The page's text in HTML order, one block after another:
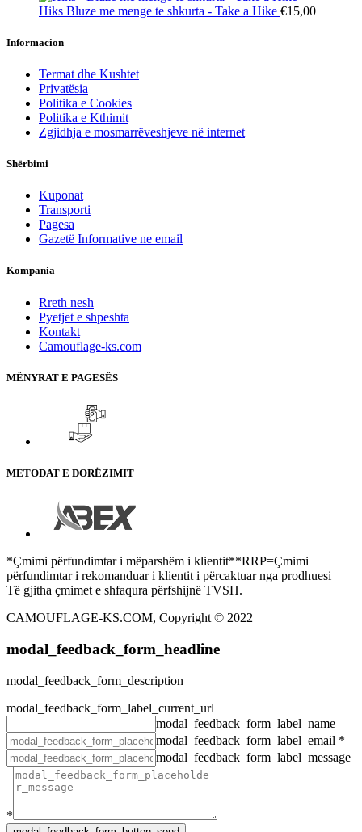
Hiks Bluze me menge te shkurta - Take a Hike €15,00
Informacion
Termat dhe Kushtet
Privatësia
Politika e Cookies
Politika e Kthimit
Zgjidhja e mosmarrëveshjeve në internet
Shërbimi
Kuponat
Transporti
Pagesa
Gazetë Informative ne email
Kompania
Rreth nesh
Pyetjet e shpeshta
Kontakt
Camouflage-ks.com
MËNYRAT E PAGESËS
METODAT E DORËZIMIT
*Çmimi përfundimtar i mëparshëm i klientit**RRP=Çmimi
përfundimtar i rekomanduar i klientit i përcaktuar nga prodhuesi
Të gjitha çmimet e shfaqura përfshijnë TVSH.
CAMOUFLAGE-KS.COM, Copyright © 2022
modal_feedback_form_headline
modal_feedback_form_description
modal_feedback_form_label_current_url
modal_feedback_form_label_name
modal_feedback_form_label_email *
modal_feedback_form_label_message
*